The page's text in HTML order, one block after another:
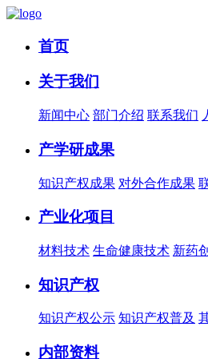
首页
关于我们
新闻中心 部门介绍 联系我们
产学研成果
知识产权成果 对外合作成果
产业化项目
材料技术 生命健康技术 新药
知识产权
知识产权公示 知识产权普及
内部资料